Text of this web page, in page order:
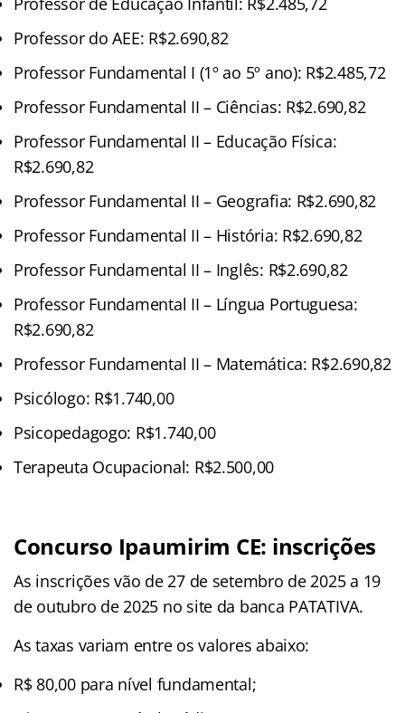
Professor do AEE: R$2.690,82
Professor Fundamental I (1º ao 5º ano): R$2.485,72
Professor Fundamental II – Ciências: R$2.690,82
Professor Fundamental II – Educação Física:
R$2.690,82
Professor Fundamental II – Geografia: R$2.690,82
Professor Fundamental II – História: R$2.690,82
Professor Fundamental II – Inglês: R$2.690,82
Professor Fundamental II – Língua Portuguesa:
R$2.690,82
Professor Fundamental II – Matemática: R$2.690,82
Psicólogo: R$1.740,00
Psicopedagogo: R$1.740,00
Terapeuta Ocupacional: R$2.500,00
Concurso Ipaumirim CE: inscrições
As inscrições vão de 27 de setembro de 2025 a 19
de outubro de 2025 no site da banca PATATIVA.
As taxas variam entre os valores abaixo:
R$ 80,00 para nível fundamental;